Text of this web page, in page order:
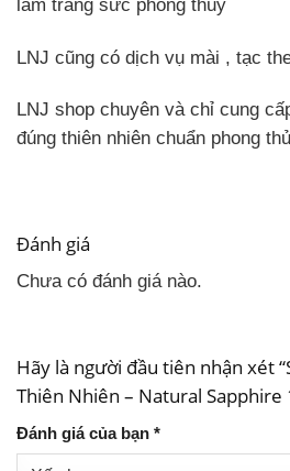
làm trang sức phong thủy
LNJ cũng có dịch vụ mài , tạc
LNJ shop chuyên và chỉ cung
đúng thiên nhiên chuẩn phong
Đánh giá
Chưa có đánh giá nào.
Hãy là người đầu tiên nhận xét
Thiên Nhiên – Natural Sapphire
Đánh giá của bạn *